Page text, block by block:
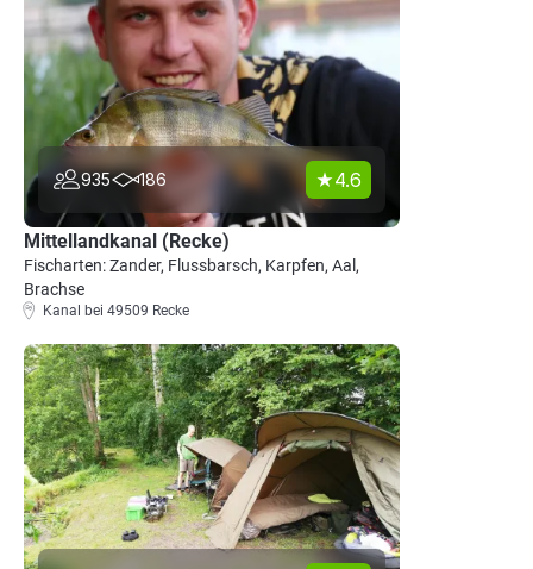
935 186 4.6
Mittellandkanal (Recke)
Fischarten: Zander, Flussbarsch, Karpfen, Aal,
Brachse
Kanal bei 49509 Recke